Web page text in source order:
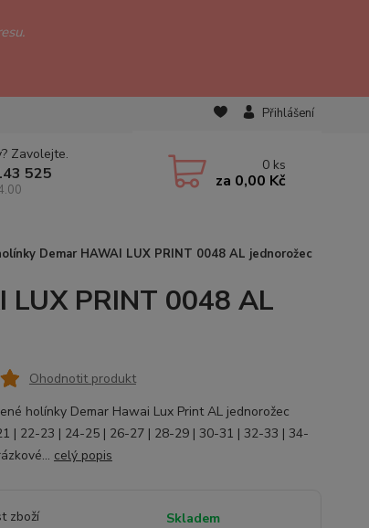
Přihlášení
Zavolejte.
525 0 ks
za 0,00 Kč
Demar HAWAI LUX PRINT 0048 AL jednorožec
PRINT 0048 AL
Ohodnotit produkt
holínky Demar Hawai Lux Print AL jednorožec
| 22-23 | 24-25 | 26-27 | 28-29 | 30-31 | 32-33 | 34-
celý popis
zboží
Skladem